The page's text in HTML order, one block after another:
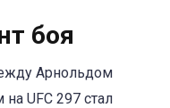
боя
Арнольдом
UFC 297 стал